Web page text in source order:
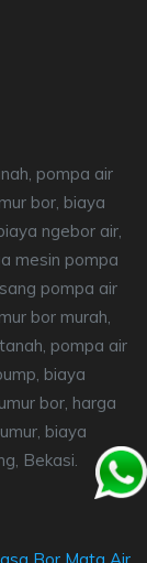
pompa air
bor, biaya
ngebor air,
mesin pompa
pompa air
bor murah,
pompa air
biaya
bor, harga
biaya
Bekasi.